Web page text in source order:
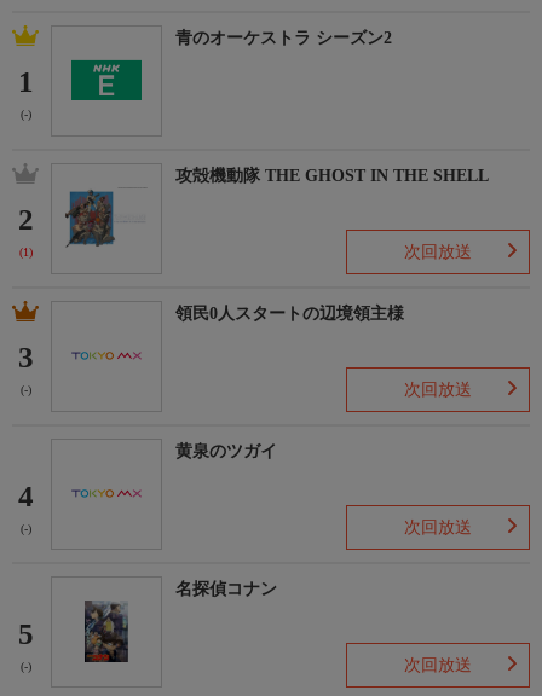
1
(-)
青のオーケストラ シーズン2
2
(1)
攻殻機動隊 THE GHOST IN THE SHELL
次回放送
3
(-)
領民0人スタートの辺境領主様
次回放送
4
(-)
黄泉のツガイ
次回放送
5
(-)
名探偵コナン
次回放送